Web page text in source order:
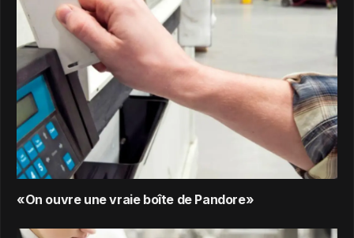
«On ouvre une vraie boîte de Pandore»